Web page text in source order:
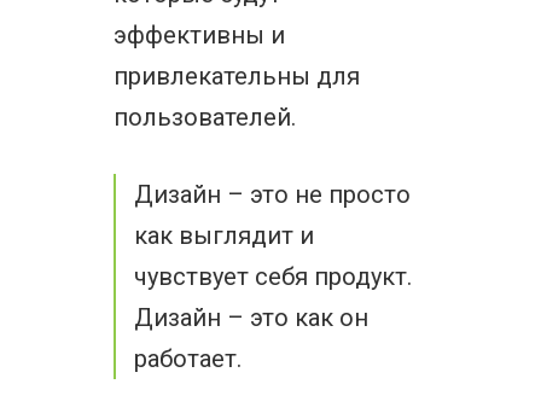
эффективны и
привлекательны для
пользователей.
Дизайн – это не просто
как выглядит и
чувствует себя продукт.
Дизайн – это как он
работает.